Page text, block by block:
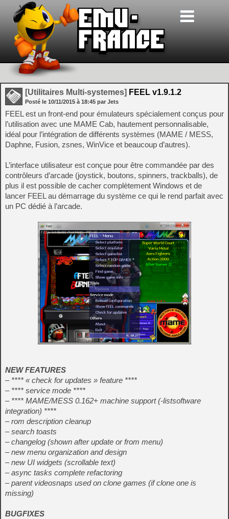
[Utilitaires Multi-systemes] FEEL v1.9.1.2
Posté le 10/11/2015 à 18:45 par Jets
FEEL est un front-end pour émulateurs spécialement conçus pour
l’utilisation avec une MAME Cab, hautement personnalisable,
idéal pour l’intégration de différents systèmes (MAME / MESS,
Daphne, Fusion, zsnes, WinVice et beaucoup d’autres).
L’interface utilisateur est conçue pour être commandée par des
contrôleurs d’arcade (joystick, boutons, spinners, trackballs), de
plus il est possible de cacher complètement Windows et de
lancer FEEL au démarrage du système ce qui le rend parfait avec
un PC dédié à l’arcade.
NEW FEATURES
– **** « check for updates » feature ****
– **** service mode ****
– **** MAME/MESS 0.162+ machine support (-listsoftware
integration) ****
– rom description cleanup
– search toasts
– changelog (shown after update or from menu)
– new menu organization and design
– new UI widgets (scrollable text)
– async tasks complete refactoring
– parent videosnaps used on clone games (if clone one is
missing)
BUGFIXES